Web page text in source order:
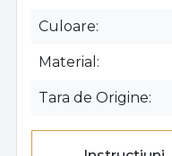
Culoare
Material
Tara de Origine